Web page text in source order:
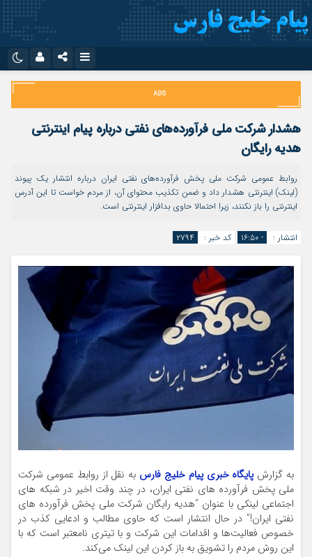
اینستاگرام
تلگرام
سروش
ایتا
آپارات
اپلیکیشن
نام کاربری یا نشانی ایمیل
مرا به خاطر بسپار
هشدار شرکت ملی فرآورده‌های نفتی درباره پیام اینترنتی
هدیه رایگان
روابط عمومی شرکت ملی پخش فرآورده‌های نفتی ایران درباره انتشار یک پیوند
(لینک) اینترنتی هشدار داد و ضمن تکذیب محتوای آن، از مردم خواست تا این آدرس
اینترنتی را باز نکنند، زیرا احتمالا حاوی بدافزار اینترنتی است.
انتشار : - ۱۶:۵۰ کد خبر : ۲۷۹۴
به گزارشپایگاه خبری پیام خلیج فارس به نقل از روابط عمومی شرکت
ملی پخش فرآورده های نفتی ایران، در چند وقت اخیر در شبکه های
اجتماعی لینکی با عنوان “هدیه رایگان شرکت ملی پخش فرآورده های
نفتی ایران!” در حال انتشار است که حاوی مطالب و ادعایی کذب در
خصوص فعالیت‌ها و اقدامات این شرکت و با تیتری نامعتبر است که با
این روش مردم را تشویق به باز کردن این لینک می‌کند.